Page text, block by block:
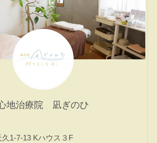
地治療院 凪ぎのひ
1-7-13 Kハウス３F